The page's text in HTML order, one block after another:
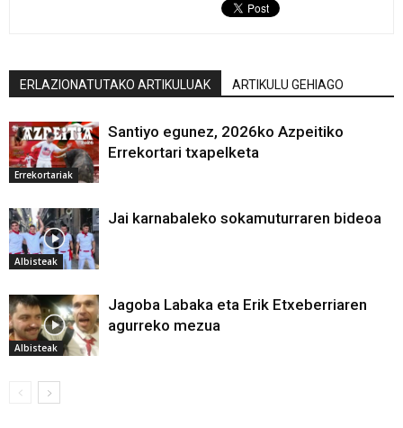
ERLAZIONATUTAKO ARTIKULUAK ARTIKULU GEHIAGO
Errekortariak
Santiyo egunez, 2026ko Azpeitiko
Errekortari txapelketa
Albisteak
Jai karnabaleko sokamuturraren bideoa
Albisteak
Jagoba Labaka eta Erik Etxeberriaren
agurreko mezua